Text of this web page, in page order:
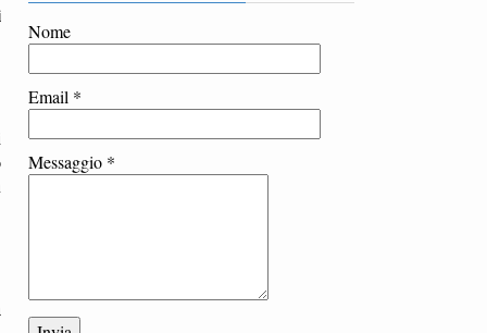
Nome
Email *
Messaggio *